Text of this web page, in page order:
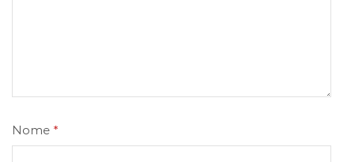
Nome *